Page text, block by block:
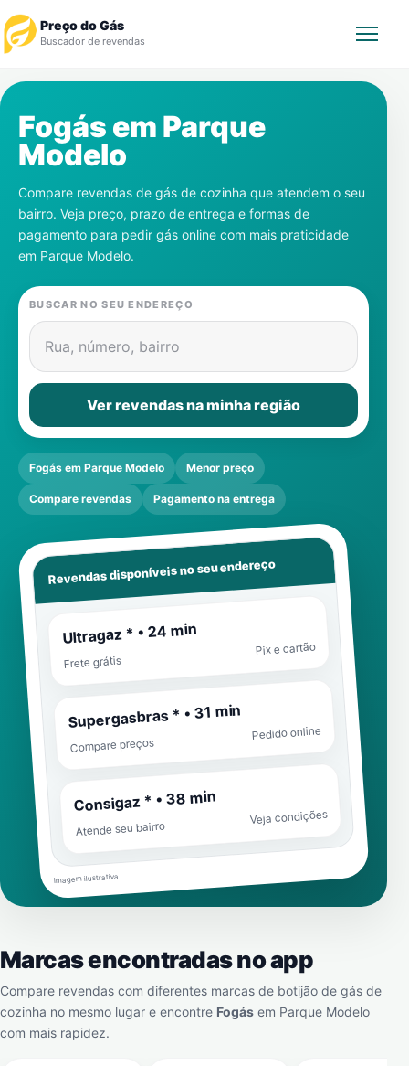
Preço do Gás
Buscador de revendas
Revendedor
Notícias
Cadastre-se
Gás
Contatos
Fogás em Parque
Modelo
Compare revendas de gás de cozinha que atendem o seu
bairro. Veja preço, prazo de entrega e formas de
pagamento para pedir gás online com mais praticidade
em Parque Modelo.
BUSCAR NO SEU ENDEREÇO
Rua, número, bairro
Ver revendas na minha região
Fogás em Parque Modelo Menor preço
Compare revendas Pagamento na entrega
Revendas disponíveis no seu endereço
Ultragaz * • 24 min
Frete grátis
Pix e cartão
Supergasbras * • 31 min
Compare preços
Pedido online
Consigaz * • 38 min
Atende seu bairro
Veja condições
Imagem ilustrativa
Marcas encontradas no app
Compare revendas com diferentes marcas de botijão de gás de
cozinha no mesmo lugar e encontre Fogás em Parque Modelo
com mais rapidez.